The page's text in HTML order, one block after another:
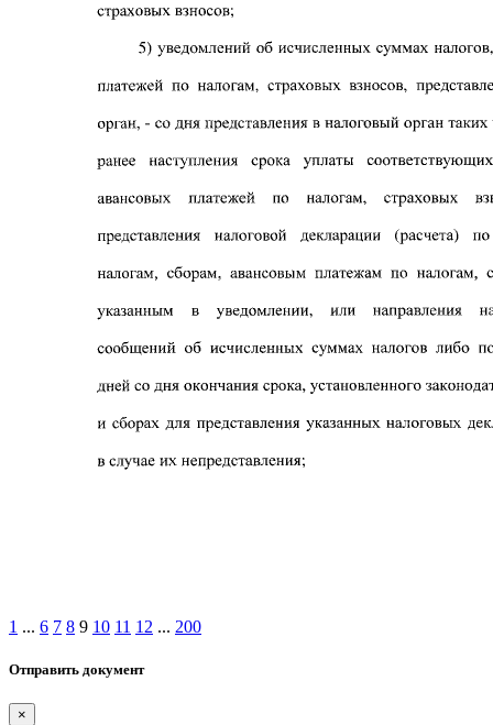
1 ... 6 7 8 9 10 11 12 ... 200
Отправить документ
×